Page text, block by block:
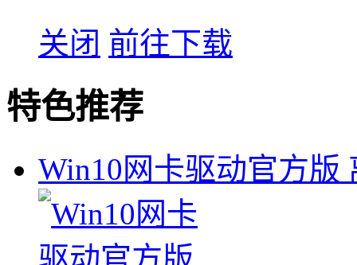
关闭 前往下载
特色推荐
Win10网卡驱动官方版